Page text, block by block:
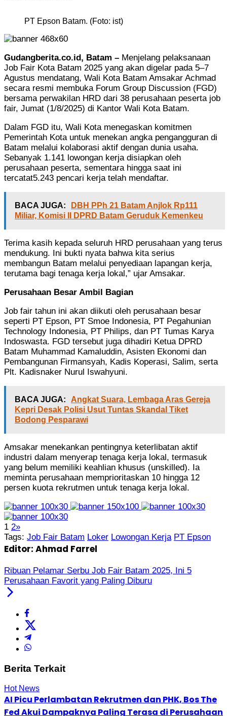
PT Epson Batam. (Foto: ist)
Gudangberita.co.id, Batam – Menjelang pelaksanaan
Job Fair Kota Batam 2025 yang akan digelar pada 5–7
Agustus mendatang, Wali Kota Batam Amsakar Achmad
secara resmi membuka Forum Group Discussion (FGD)
bersama perwakilan HRD dari 38 perusahaan peserta job
fair, Jumat (1/8/2025) di Kantor Wali Kota Batam.
Dalam FGD itu, Wali Kota menegaskan komitmen
Pemerintah Kota untuk menekan angka pengangguran di
Batam melalui kolaborasi aktif dengan dunia usaha.
Sebanyak 1.141 lowongan kerja disiapkan oleh
perusahaan peserta, sementara hingga saat ini
tercatat5.243 pencari kerja telah mendaftar.
BACA JUGA:
DBH PPh 21 Batam Anjlok Rp111
Miliar, Komisi II DPRD Batam Geruduk Kemenkeu
Terima kasih kepada seluruh HRD perusahaan yang terus
mendukung. Ini bukti nyata bahwa kita serius
membangun Batam melalui penyediaan lapangan kerja,
terutama bagi tenaga kerja lokal,” ujar Amsakar.
Perusahaan Besar Ambil Bagian
Job fair tahun ini akan diikuti oleh perusahaan besar
seperti PT Epson, PT Smoe Indonesia, PT Pegahunian
Technology Indonesia, PT Philips, dan PT Tumas Karya
Indoswasta. FGD tersebut juga dihadiri Ketua DPRD
Batam Muhammad Kamaluddin, Asisten Ekonomi dan
Pembangunan Firmansyah, Kadis Koperasi, Salim, serta
Plt. Kadisnaker Nurul Iswahyuni.
BACA JUGA:
Angkat Suara, Lembaga Aras Gereja
Kepri Desak Polisi Usut Tuntas Skandal Tiket
Bodong Pesparawi
Amsakar menekankan pentingnya keterlibatan aktif
industri dalam menyerap tenaga kerja lokal, termasuk
yang belum memiliki keahlian khusus (unskilled). Ia
meminta perusahaan memprioritaskan 10 hingga 12
persen kuota rekrutmen untuk tenaga kerja lokal.
1 2»
Tags: Job Fair Batam Loker Lowongan Kerja PT Epson
Editor: Ahmad Farrel
Ribuan Pelamar Serbu Job Fair Batam 2025, Ini 5
Perusahaan Favorit yang Paling Diburu
Berita Terkait
Hot News
AI Picu Perlambatan Rekrutmen dan PHK, Bos The
Fed Akui Dampaknya Paling Terasa di Perusahaan